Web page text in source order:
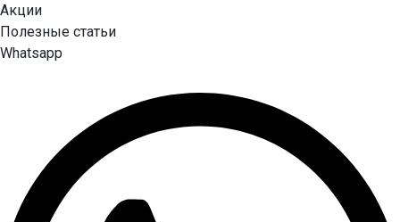
Акции
Полезные статьи
Whatsapp